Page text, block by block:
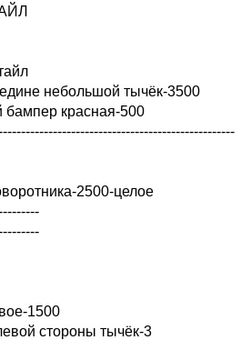
небольшой тычёк-3500
красная-500
2500-целое
1500
стороны тычёк-3